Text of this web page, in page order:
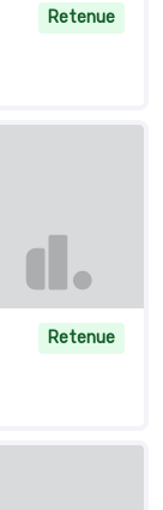
Retenue
Retenue